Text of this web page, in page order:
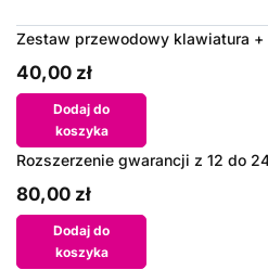
Zestaw przewodowy klawiatura +
40,00 zł
Dodaj do
koszyka
Rozszerzenie gwarancji z 12 do
80,00 zł
Dodaj do
koszyka